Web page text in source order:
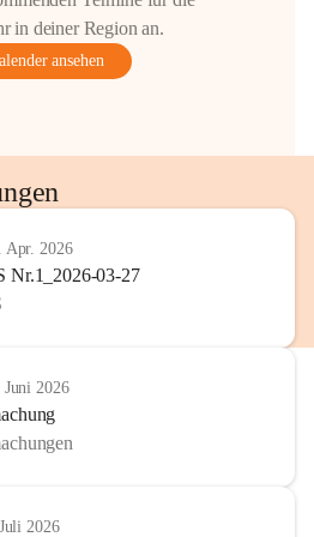
in deiner Region an.
ansehen
Apr. 2026
Nr.1_2026-03-27
2026
2026